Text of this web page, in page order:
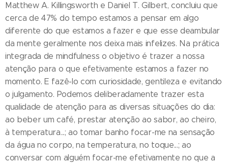
Matthew A. Killingsworth e Daniel T. Gilbert, concluiu que
cerca de 47% do tempo estamos a pensar em algo
diferente do que estamos a fazer e que esse deambular
da mente geralmente nos deixa mais infelizes. Na prática
integrada de mindfulness o objetivo é trazer a nossa
atenção para o que efetivamente estamos a fazer no
momento. E fazê-lo com curiosidade, gentileza e evitando
o julgamento. Podemos deliberadamente trazer esta
qualidade de atenção para as diversas situações do dia:
ao beber um café, prestar atenção ao sabor, ao cheiro,
à temperatura...; ao tomar banho focar-me na sensação
da água no corpo, na temperatura, no toque...; ao
conversar com alguém focar-me efetivamente no que a